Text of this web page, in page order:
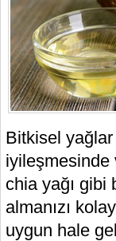
Bitkisel yağlar
iyileşmesinde
chia yağı gibi
almanızı
uygun hale